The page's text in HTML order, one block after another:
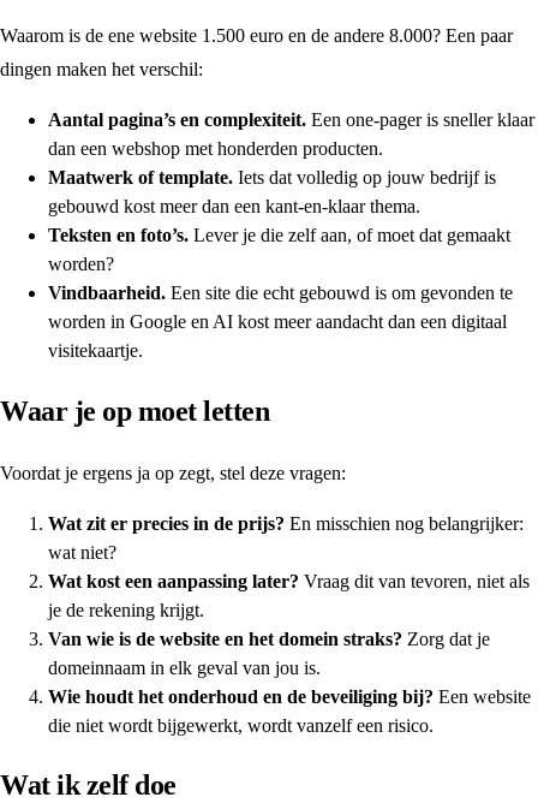
Waarom is de ene website 1.500 euro en de andere 8.000? Een paar
dingen maken het verschil:
Aantal pagina’s en complexiteit. Een one-pager is sneller klaar
dan een webshop met honderden producten.
Maatwerk of template. Iets dat volledig op jouw bedrijf is
gebouwd kost meer dan een kant-en-klaar thema.
Teksten en foto’s. Lever je die zelf aan, of moet dat gemaakt
worden?
Vindbaarheid. Een site die echt gebouwd is om gevonden te
worden in Google en AI kost meer aandacht dan een digitaal
visitekaartje.
Waar je op moet letten
Voordat je ergens ja op zegt, stel deze vragen:
Wat zit er precies in de prijs? En misschien nog belangrijker:
wat niet?
Wat kost een aanpassing later? Vraag dit van tevoren, niet als
je de rekening krijgt.
Van wie is de website en het domein straks? Zorg dat je
domeinnaam in elk geval van jou is.
Wie houdt het onderhoud en de beveiliging bij? Een website
die niet wordt bijgewerkt, wordt vanzelf een risico.
Wat ik zelf doe